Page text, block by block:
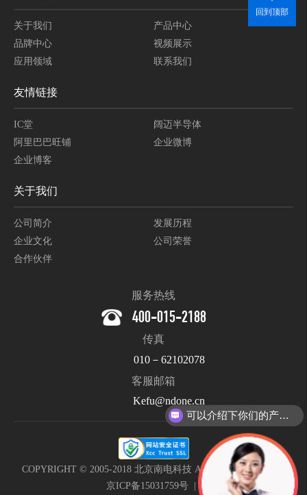
关于我们
产品中心
品牌中心
视频展示
应用领域
联系我们
友情链接
IC堂
阔迈半导体
阿里巴巴旺铺
企业微博
企业博客
关于我们
公司简介
发展历程
企业文化
公司荣誉
合作伙伴
服务热线
400-015-2188
传真
010－62102078
客服邮箱
Kefu@ndone.cn
COPYRIGHT © 2005-2018 北京南电科技 All Rights Reserved. |
京ICP备15031759号|
回到顶部
可以介绍下你们的产品么？